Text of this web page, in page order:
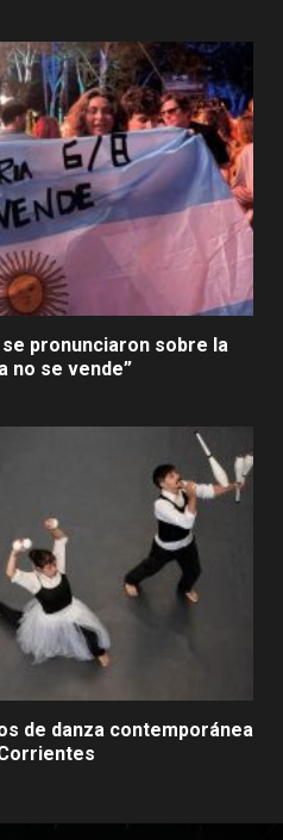
pronunciaron sobre la
no se vende”
de danza contemporánea